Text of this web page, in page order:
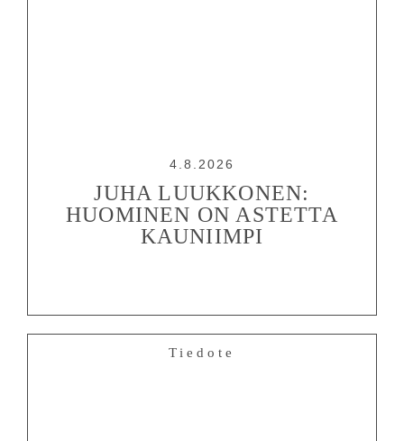
4.8.2026
JUHA LUUKKONEN:
HUOMINEN ON ASTETTA
KAUNIIMPI
Tiedote